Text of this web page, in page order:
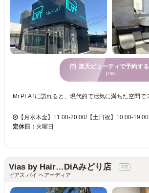
楽天ビューティで予約する
[PR]
【月水木金】11:00-20:00/【土日祝】10:00-19:00
定休日： 火曜日
Vias by Hair…DiAみどり店
ビアス バイ ヘアーディア